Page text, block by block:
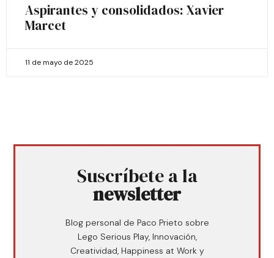
Aspirantes y consolidados: Xavier
Marcet
11 de mayo de 2025
Suscríbete a la
newsletter
Blog personal de Paco Prieto sobre
Lego Serious Play, Innovación,
Creatividad, Happiness at Work y